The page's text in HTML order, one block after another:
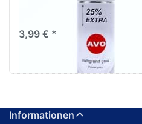
3,99 € *
Informationen